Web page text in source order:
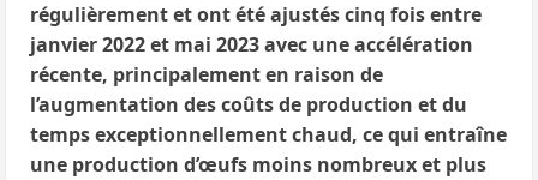
régulièrement et ont été ajustés cinq fois entre
janvier 2022 et mai 2023 avec une accélération
récente, principalement en raison de
l’augmentation des coûts de production et du
temps exceptionnellement chaud, ce qui entraîne
une production d’œufs moins nombreux et plus